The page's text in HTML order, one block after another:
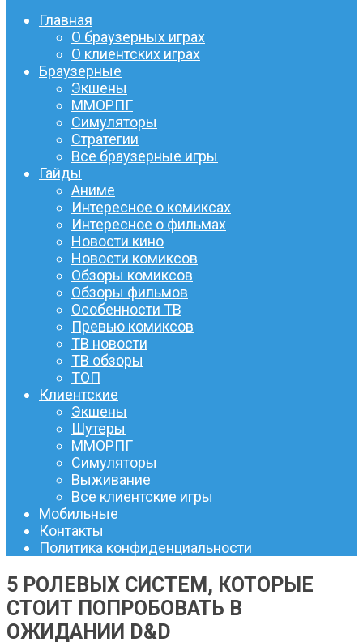
Главная
О браузерных играх
О клиентских играх
Браузерные
Экшены
ММОРПГ
Симуляторы
Стратегии
Все браузерные игры
Гайды
Аниме
Интересное о комиксах
Интересное о фильмах
Новости кино
Новости комиксов
Обзоры комиксов
Обзоры фильмов
Особенности ТВ
Превью комиксов
ТВ новости
ТВ обзоры
ТОП
Клиентские
Экшены
Шутеры
ММОРПГ
Симуляторы
Выживание
Все клиентские игры
Мобильные
Контакты
Политика конфиденциальности
5 РОЛЕВЫХ СИСТЕМ, КОТОРЫЕ
СТОИТ ПОПРОБОВАТЬ В
ОЖИДАНИИ D&D